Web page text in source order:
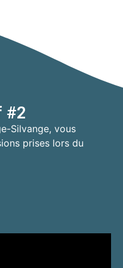
#2
Silvange, vous
prises lors du